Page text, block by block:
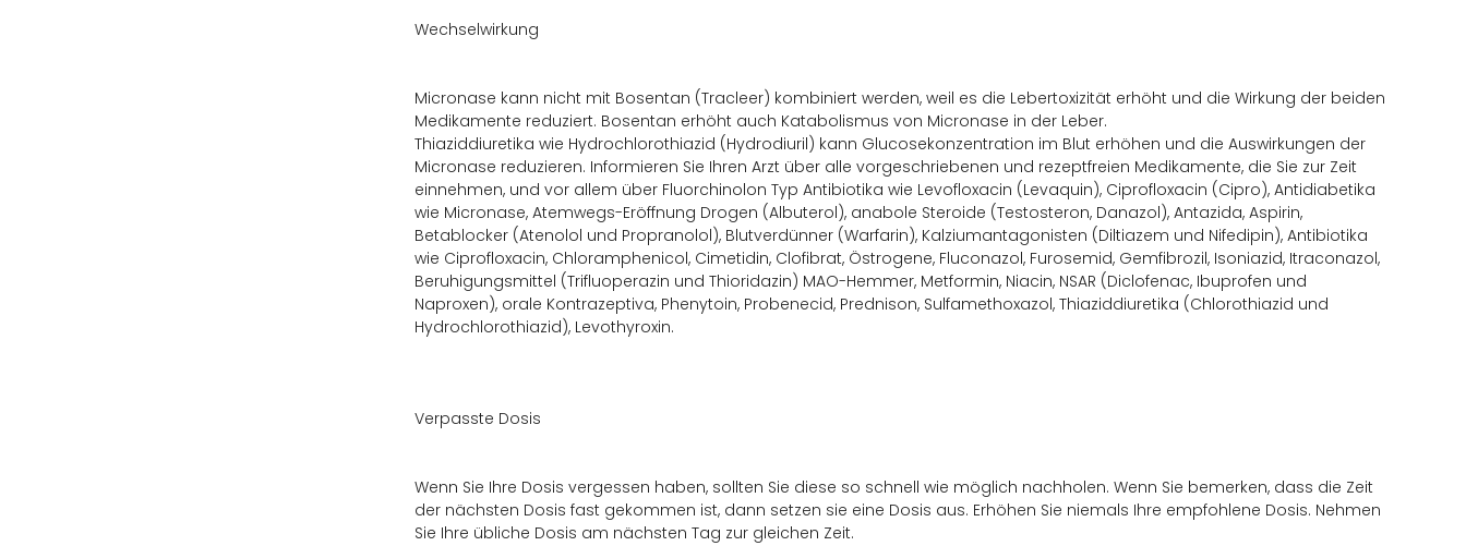
Wechselwirkung
Micronase kann nicht mit Bosentan (Tracleer) kombiniert werden, weil es die Lebertoxizität erhöht und die Wirkung der beiden
Medikamente reduziert. Bosentan erhöht auch Katabolismus von Micronase in der Leber.
Thiaziddiuretika wie Hydrochlorothiazid (Hydrodiuril) kann Glucosekonzentration im Blut erhöhen und die Auswirkungen der
Micronase reduzieren. Informieren Sie Ihren Arzt über alle vorgeschriebenen und rezeptfreien Medikamente, die Sie zur Zeit
einnehmen, und vor allem über Fluorchinolon Typ Antibiotika wie Levofloxacin (Levaquin), Ciprofloxacin (Cipro), Antidiabetika
wie Micronase, Atemwegs-Eröffnung Drogen (Albuterol), anabole Steroide (Testosteron, Danazol), Antazida, Aspirin,
Betablocker (Atenolol und Propranolol), Blutverdünner (Warfarin), Kalziumantagonisten (Diltiazem und Nifedipin), Antibiotika
wie Ciprofloxacin, Chloramphenicol, Cimetidin, Clofibrat, Östrogene, Fluconazol, Furosemid, Gemfibrozil, Isoniazid, Itraconazol,
Beruhigungsmittel (Trifluoperazin und Thioridazin) MAO-Hemmer, Metformin, Niacin, NSAR (Diclofenac, Ibuprofen und
Naproxen), orale Kontrazeptiva, Phenytoin, Probenecid, Prednison, Sulfamethoxazol, Thiaziddiuretika (Chlorothiazid und
Hydrochlorothiazid), Levothyroxin.
Verpasste Dosis
Wenn Sie Ihre Dosis vergessen haben, sollten Sie diese so schnell wie möglich nachholen. Wenn Sie bemerken, dass die Zeit
der nächsten Dosis fast gekommen ist, dann setzen sie eine Dosis aus. Erhöhen Sie niemals Ihre empfohlene Dosis. Nehmen
Sie Ihre übliche Dosis am nächsten Tag zur gleichen Zeit.